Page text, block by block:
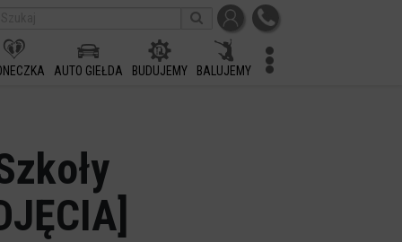
AUTO GIEŁDA BUDUJEMY BALUJEMY